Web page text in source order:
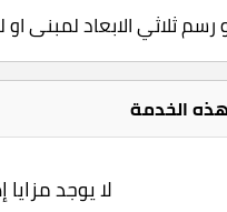
ثلاثي الابعاد لمبنى
الخدمة
لا يوجد